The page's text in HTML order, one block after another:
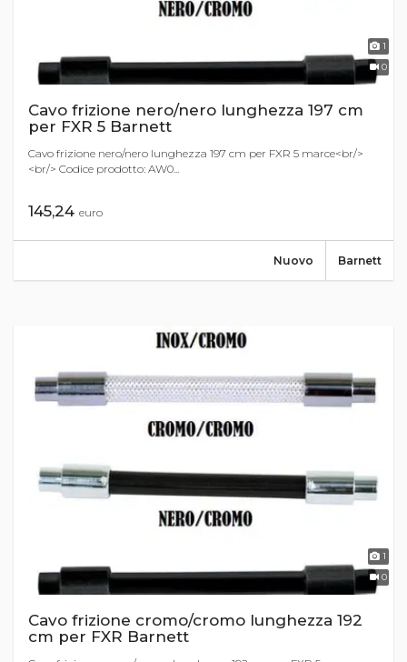
1
0
Cavo frizione nero/nero lunghezza 197 cm
per FXR 5 Barnett
Cavo frizione nero/nero lunghezza 197 cm per FXR 5 marce<br/>
<br/> Codice prodotto: AW0...
145,24 euro
Barnett
Nuovo
1
0
Cavo frizione cromo/cromo lunghezza 192
cm per FXR Barnett